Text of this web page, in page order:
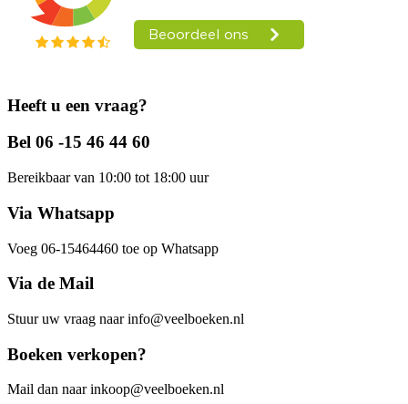
Heeft u een vraag?
Bel 06 -15 46 44 60
Bereikbaar van 10:00 tot 18:00 uur
Via Whatsapp
Voeg 06-15464460 toe op Whatsapp
Via de Mail
Stuur uw vraag naar info@veelboeken.nl
Boeken verkopen?
Mail dan naar inkoop@veelboeken.nl